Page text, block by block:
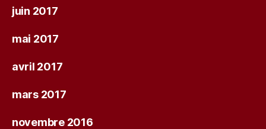
juin 2017
mai 2017
avril 2017
mars 2017
novembre 2016